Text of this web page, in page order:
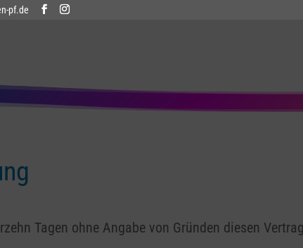
pf.de
Tagen ohne Angabe von Gründen diesen